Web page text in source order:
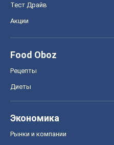
Тест Драйв
Акции
Food Oboz
Рецепты
Диеты
Экономика
Рынки и компании